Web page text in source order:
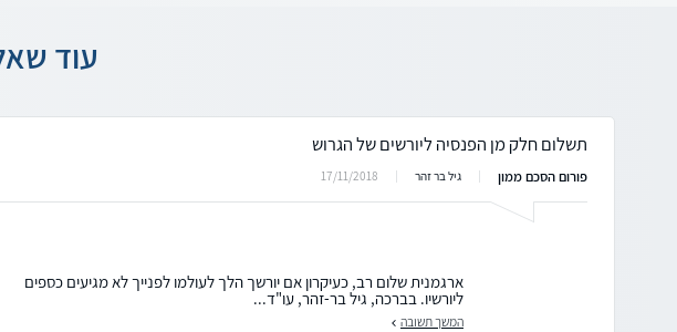
עוד
תשלום חלק מן הפנסיה ליורשים של הגרוש
פורום הסכם ממון גיל בר זהר 17/11/2018
ארגמנית שלום רב, כעיקרון אם יורשך הלך לעולמו לפנייך לא מגיעים כספים
ליורשיו. בברכה, גיל בר-זהר, עו"ד...
המשך תשובה